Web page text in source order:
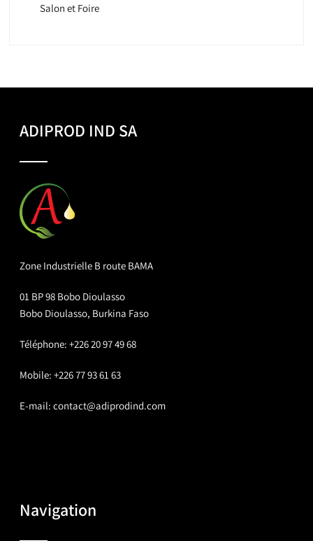
Salon et Foire
ADIPROD IND SA
Zone Industrielle B route BAMA
01 BP 98 Bobo Dioulasso
Bobo Dioulasso, Burkina Faso
Téléphone: +226 20 97 49 68
Mobile: +226 77 93 61 63
E-mail:contact@adiprodind.com
Navigation